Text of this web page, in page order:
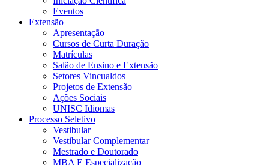
Eventos
Extensão
Apresentação
Cursos de Curta Duração
Matrículas
Salão de Ensino e Extensão
Setores Vincualdos
Projetos de Extensão
Ações Sociais
UNISC Idiomas
Processo Seletivo
Vestibular
Vestibular Complementar
Mestrado e Doutorado
MBA E Especialização